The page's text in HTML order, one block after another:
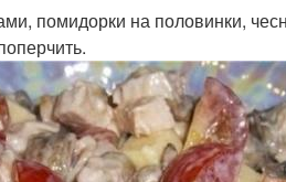
помидорки на половинки,